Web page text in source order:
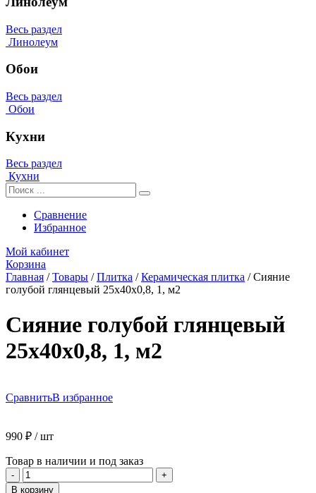
Весь раздел
Линолеум
Обои
Весь раздел
Обои
Кухни
Весь раздел
Кухни
Сравнение
Избранное
Мой кабинет
Корзина
Главная /Товары /Плитка /Керамическая плитка /Сияние
голубой глянцевый 25x40x0,8, 1, м2
Сияние голубой глянцевый
25x40x0,8, 1, м2
СравнитьВ избранное
990 ₽ / шт
Товар в наличии и под заказ
-
Количество
товара
+
В корзину